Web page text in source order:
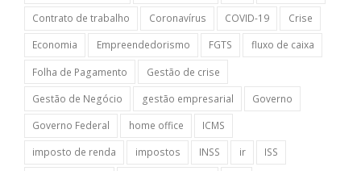
Contrato de trabalho
Coronavírus COVID-19
Crise
Economia
Empreendedorismo FGTS
fluxo de caixa
Folha de Pagamento
Gestão de crise
Gestão de Negócio
gestão empresarial
Governo
Governo Federal
home office
ICMS
imposto de renda
impostos INSS ir
ISS